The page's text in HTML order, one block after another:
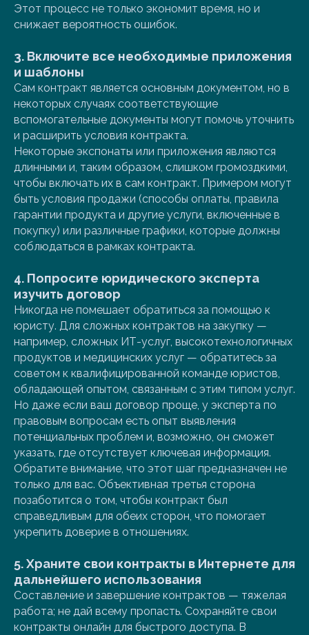
Этот процесс не только экономит время, но и
снижает вероятность ошибок.
3. Включите все необходимые приложения
и шаблоны
Сам контракт является основным документом, но в
некоторых случаях соответствующие
вспомогательные документы могут помочь уточнить
и расширить условия контракта.
Некоторые экспонаты или приложения являются
длинными и, таким образом, слишком громоздкими,
чтобы включать их в сам контракт. Примером могут
быть условия продажи (способы оплаты, правила
гарантии продукта и другие услуги, включенные в
покупку) или различные графики, которые должны
соблюдаться в рамках контракта.
4. Попросите юридического эксперта
изучить договор
Никогда не помешает обратиться за помощью к
юристу. Для сложных контрактов на закупку —
например, сложных ИТ-услуг, высокотехнологичных
продуктов и медицинских услуг — обратитесь за
советом к квалифицированной команде юристов,
обладающей опытом, связанным с этим типом услуг.
Но даже если ваш договор проще, у эксперта по
правовым вопросам есть опыт выявления
потенциальных проблем и, возможно, он сможет
указать, где отсутствует ключевая информация.
Обратите внимание, что этот шаг предназначен не
только для вас. Объективная третья сторона
позаботится о том, чтобы контракт был
справедливым для обеих сторон, что помогает
укрепить доверие в отношениях.
5.Храните свои контракты в Интернете для
дальнейшего использования
Составление и завершение контрактов — тяжелая
работа; не дай всему пропасть. Сохраняйте свои
контракты онлайн для быстрого доступа. В